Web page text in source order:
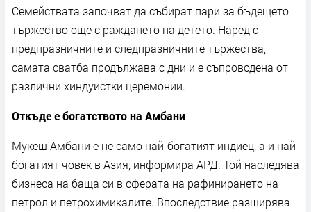
Семействата започват да събират пари за бъдещето
тържество още с раждането на детето. Наред с
предпразничните и следпразничните тържества,
самата сватба продължава с дни и е съпроводена от
различни хиндуистки церемонии.
Откъде е богатството на Амбани
Мукеш Амбани е не само най-богатият индиец, а и най-
богатият човек в Азия, информира АРД. Той наследява
бизнеса на баща си в сферата на рафинирането на
петрол и петрохимикалите. Впоследствие разширява